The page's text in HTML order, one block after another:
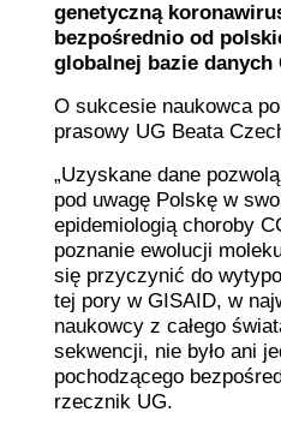
genetyczną
bezpośrednio od
globalnej bazie danych
O sukcesie naukowca
prasowy UG Beata
„Uzyskane dane
pod uwagę Polskę w
epidemiologią choroby
poznanie ewolucji
się przyczynić do
tej pory w GISAID, w
naukowcy z całego
sekwencji, nie było ani
pochodzącego
rzecznik UG.